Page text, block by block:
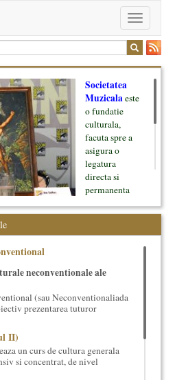
Toggle
navigation
Societatea
Muzicalaeste
o fundatie
culturala,
facuta spre a
asigura o
legatura
directa si
permanenta
oamenii ei, pe
aici numele -, insa acum
ale culturii.
si administram proiecte
sisteme de finantare, marketing
concursuri, concerte si
publice, tinem cursuri de
filosofica si de alte feluri.
despre cei care il administreaza si
de mai jos.
neconventionale ale
(sau Neconventionaliada
prezentarea tuturor
II)
un curs de cultura generala
si concentrat, de nivel